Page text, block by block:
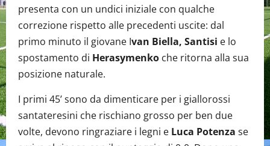
presenta con un undici iniziale con qualche
correzione rispetto alle precedenti uscite: dal
primo minuto il giovane Ivan Biella, Santisi e lo
spostamento di Herasymenko che ritorna alla sua
posizione naturale.
I primi 45’ sono da dimenticare per i giallorossi
santateresini che rischiano grosso per ben due
volte, devono ringraziare i legni e Luca Potenza se